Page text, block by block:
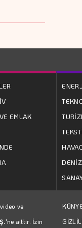
EMLAK
ve
'ne aittir. İzin